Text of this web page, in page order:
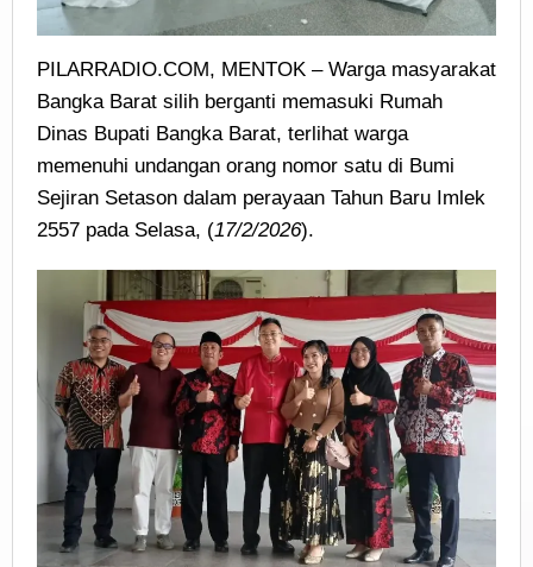
PILARRADIO.COM, MENTOK – Warga masyarakat
Bangka Barat silih berganti memasuki Rumah
Dinas Bupati Bangka Barat, terlihat warga
memenuhi undangan orang nomor satu di Bumi
Sejiran Setason dalam perayaan Tahun Baru Imlek
2557 pada Selasa, (17/2/2026).